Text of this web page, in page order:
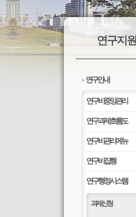
연구지원
> 연구안내
연구비중앙관리
연구과제흐름도
연구비관리메뉴
연구비집행
연구행정시스템
과제신청